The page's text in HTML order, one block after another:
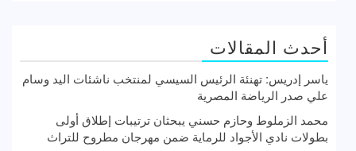
أحدث المقالات
ياسر إدريس: تهنئة الرئيس السيسي لمنتخب ناشئات اليد وسام
علي صدر الرياضة المصرية
محمد الزملوط وحازم حسني يبحثان ترتيبات إطلاق أولى
بطولات نادي الأجواد للرماية ضمن مهرجان مطروح للتراث